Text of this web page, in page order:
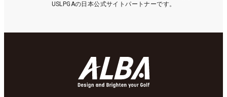
USLPGAの日本公式サイトパートナーです。